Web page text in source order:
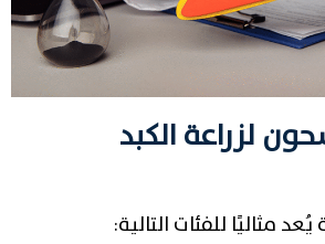
لزراعة الكبد
مثاليًا للفئات التالية: